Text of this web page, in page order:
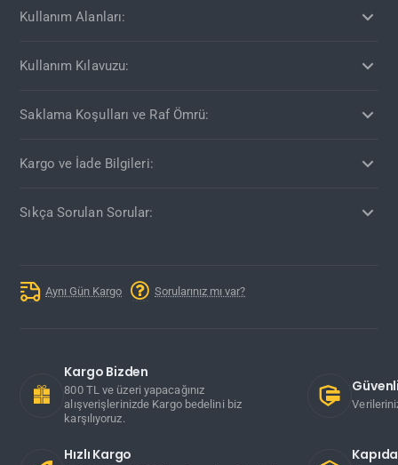
Kullanım Alanları:
Kullanım Kılavuzu:
Saklama Koşulları ve Raf Ömrü:
Kargo ve İade Bilgileri:
Sıkça Sorulan Sorular:
Aynı Gün Kargo Sorularınız mı var?
Kargo Bizden
800 TL ve üzeri yapacağınız
alışverişlerinizde Kargo bedelini biz
karşılıyoruz.
Hızlı Kargo